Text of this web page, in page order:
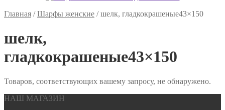
Главная /Шарфы женские /шелк, гладкокрашеные43×150
шелк,
гладкокрашеные43×150
Товаров, соответствующих вашему запросу, не обнаружено.
НАШ МАГАЗИН